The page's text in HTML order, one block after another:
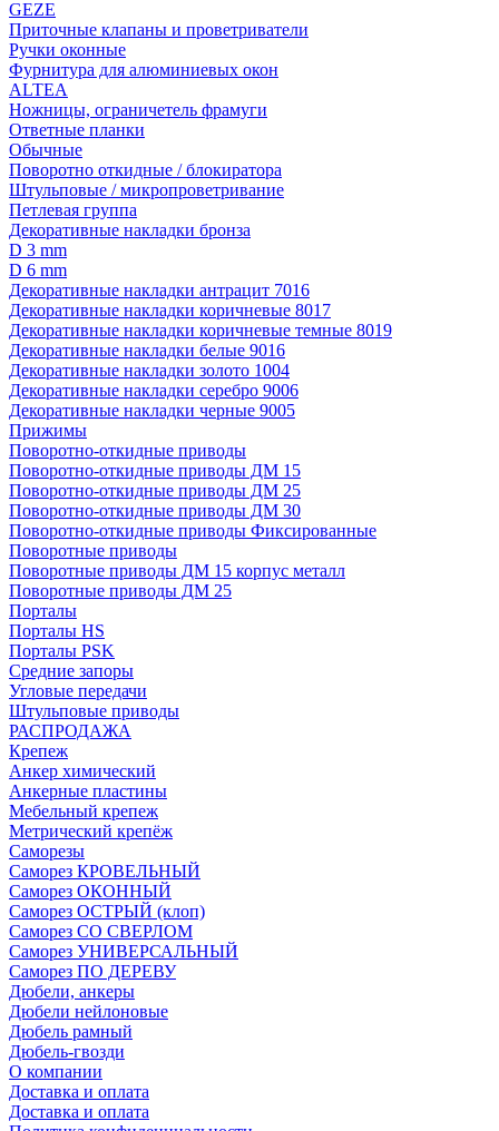
GEZE
Приточные клапаны и проветриватели
Ручки оконные
Фурнитура для алюминиевых окон
ALTEA
Ножницы, ограничетель фрамуги
Ответные планки
Обычные
Поворотно откидные / блокиратора
Штульповые / микропроветривание
Петлевая группа
Декоративные накладки бронза
D 3 mm
D 6 mm
Декоративные накладки антрацит 7016
Декоративные накладки коричневые 8017
Декоративные накладки коричневые темные 8019
Декоративные накладки белые 9016
Декоративные накладки золото 1004
Декоративные накладки серебро 9006
Декоративные накладки черные 9005
Прижимы
Поворотно-откидные приводы
Поворотно-откидные приводы ДМ 15
Поворотно-откидные приводы ДМ 25
Поворотно-откидные приводы ДМ 30
Поворотно-откидные приводы Фиксированные
Поворотные приводы
Поворотные приводы ДМ 15 корпус металл
Поворотные приводы ДМ 25
Порталы
Порталы HS
Порталы PSK
Средние запоры
Угловые передачи
Штульповые приводы
РАСПРОДАЖА
Крепеж
Анкер химический
Анкерные пластины
Мебельный крепеж
Метрический крепёж
Саморезы
Саморез КРОВЕЛЬНЫЙ
Саморез ОКОННЫЙ
Саморез ОСТРЫЙ (клоп)
Саморез СО СВЕРЛОМ
Саморез УНИВЕРСАЛЬНЫЙ
Саморез ПО ДЕРЕВУ
Дюбели, анкеры
Дюбели нейлоновые
Дюбель рамный
Дюбель-гвозди
О компании
Доставка и оплата
Доставка и оплата